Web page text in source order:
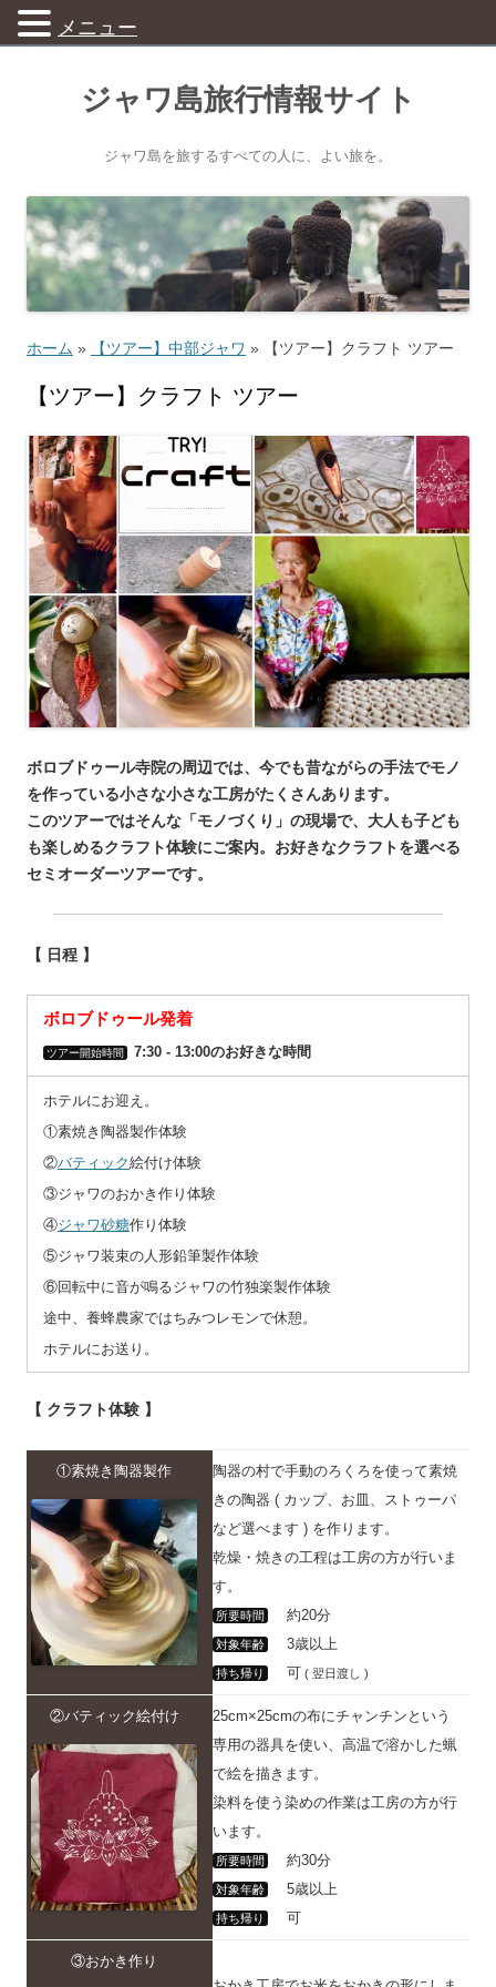
ジャワ島旅行情報サイト
ジャワ島を旅するすべての人に、よい旅を。
ホーム » 【ツアー】中部ジャワ » 【ツアー】クラフト ツアー
【ツアー】クラフト ツアー
ボロブドゥール寺院の周辺では、今でも昔ながらの手法でモノ
を作っている小さな小さな工房がたくさんあります。
このツアーではそんな「モノづくり」の現場で、大人も子ども
も楽しめるクラフト体験にご案内。お好きなクラフトを選べる
セミオーダーツアーです。
【 日程 】
ボロブドゥール発着
ツアー開始時間 7:30 ‐ 13:00のお好きな時間
ホテルにお迎え。
①素焼き陶器製作体験
②バティック絵付け体験
③ジャワのおかき作り体験
④ジャワ砂糖作り体験
⑤ジャワ装束の人形鉛筆製作体験
⑥回転中に音が鳴るジャワの竹独楽製作体験
途中、養蜂農家ではちみつレモンで休憩。
ホテルにお送り。
【 クラフト体験 】
①素焼き陶器製作
陶器の村で手動のろくろを使って素焼
きの陶器 ( カップ、お皿、ストゥーパ
など選べます ) を作ります。
乾燥・焼きの工程は工房の方が行いま
す。
所要時間 約20分
対象年齢 3歳以上
持ち帰り 可 ( 翌日渡し )
②バティック絵付け
25cm×25cmの布にチャンチンという
専用の器具を使い、高温で溶かした蝋
で絵を描きます。
染料を使う染めの作業は工房の方が行
います。
所要時間 約30分
対象年齢 5歳以上
持ち帰り 可
③おかき作り
メニュー